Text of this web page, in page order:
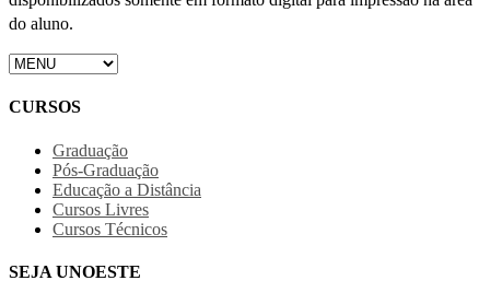
do aluno.
CURSOS
Graduação
Pós-Graduação
Educação a Distância
Cursos Livres
Cursos Técnicos
SEJA UNOESTE